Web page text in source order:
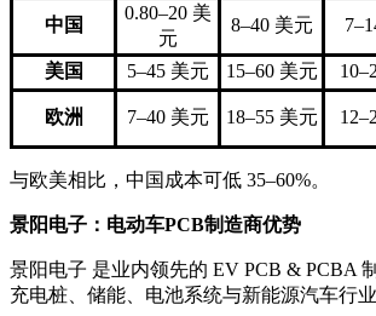
中国
0.80–20 美
元
8–40 美元
美国 5–45 美元 15–60 美元
欧洲 7–40 美元 18–55 美元
与欧美相比，中国成本可低 35–60%。
景阳电子：电动车PCB制造商优势
景阳电子 是业内领先的 EV PCB & PCBA
充电桩、储能、电池系统与新能源汽车行业